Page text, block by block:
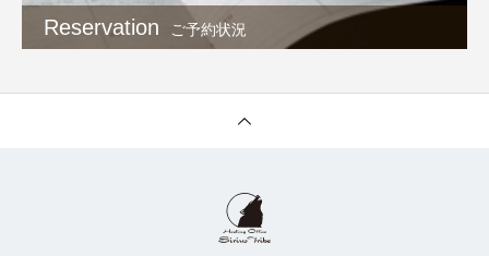
Reservation ご予約状況